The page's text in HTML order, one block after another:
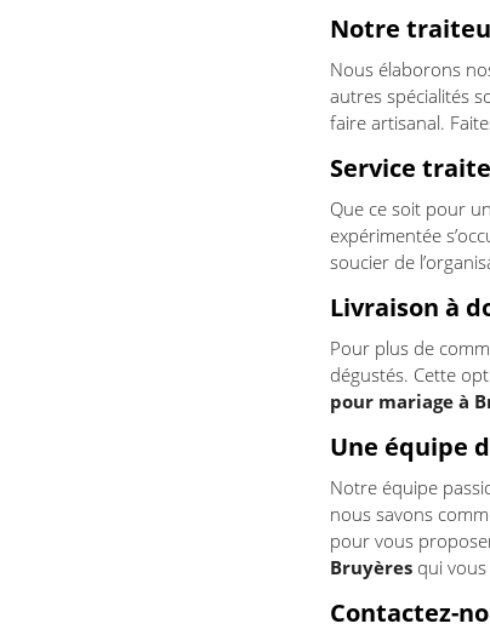
Notre
Nous élaborons
autres spécialités
faire artisanal.
Service
Que ce soit pour un
expérimentée
soucier de
Livraison à
Pour plus de
dégustés. Cette
pour mariage à
Une équipe
Notre équipe
nous savons
pour vous
Bruyères qui
Contactez-